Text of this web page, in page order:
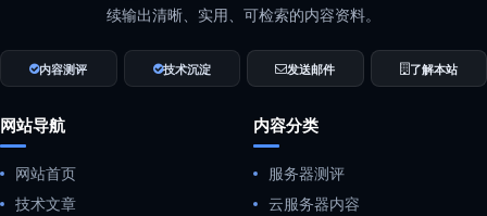
续输出清晰、实用、可检索的内容资料。
内容测评 技术沉淀 发送邮件 了解本站
网站导航
网站首页
技术文章
内容分类
服务器测评
云服务器内容